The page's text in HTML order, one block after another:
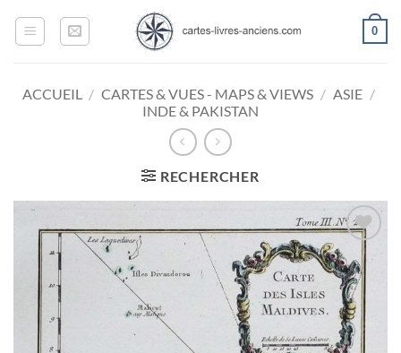
0
ACCUEIL / CARTES & VUES - MAPS & VIEWS / ASIE /
INDE & PAKISTAN
RECHERCHER
Ajouter
à la
wishlist